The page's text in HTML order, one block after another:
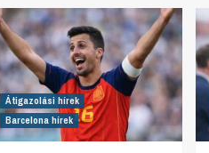
Átigazolási hírek
Barcelona hírek